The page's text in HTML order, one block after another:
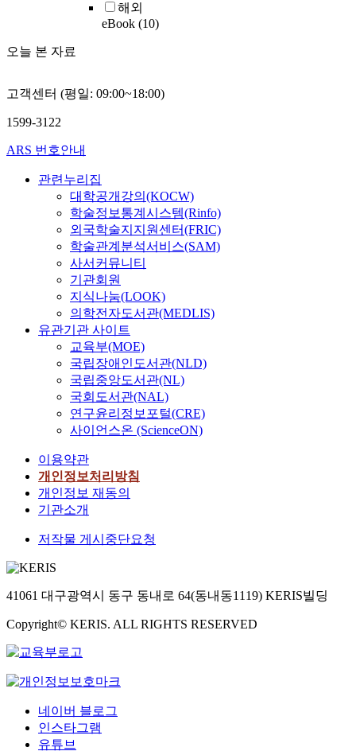
해외
eBook (10)
오늘 본 자료
고객센터 (평일: 09:00~18:00)
1599-3122
ARS 번호안내
관련누리집
대학공개강의(KOCW)
학술정보통계시스템(Rinfo)
외국학술지지원센터(FRIC)
학술관계분석서비스(SAM)
사서커뮤니티
기관회원
지식나눔(LOOK)
의학전자도서관(MEDLIS)
유관기관 사이트
교육부(MOE)
국립장애인도서관(NLD)
국립중앙도서관(NL)
국회도서관(NAL)
연구윤리정보포털(CRE)
사이언스온 (ScienceON)
이용약관
개인정보처리방침
개인정보 재동의
기관소개
저작물 게시중단요청
41061 대구광역시 동구 동내로 64(동내동1119) KERIS빌딩
Copyright© KERIS. ALL RIGHTS RESERVED
네이버 블로그
인스타그램
유튜브